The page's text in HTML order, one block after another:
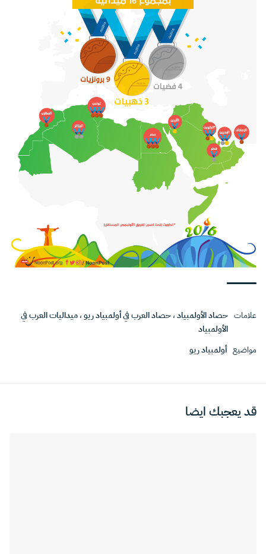
علامات حصاد الأولمبياد،حصاد العرب في أولمبياد ريو،ميداليات العرب في
الأولمبياد
مواضيع أولمبياد ريو
قد يعجبك ايضا